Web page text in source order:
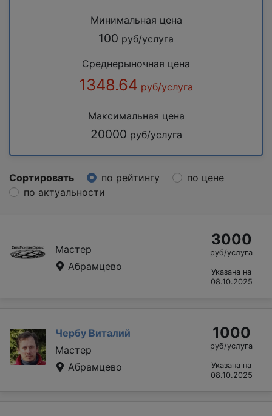
Минимальная цена
100 руб/услуга
Среднерыночная цена
1348.64 руб/услуга
Максимальная цена
20000 руб/услуга
Сортировать по рейтингу
по цене
по актуальности
Мастер
Абрамцево
3000
руб/услуга
Указана на
08.10.2025
Чербу Виталий
Мастер
Абрамцево
1000
руб/услуга
Указана на
08.10.2025